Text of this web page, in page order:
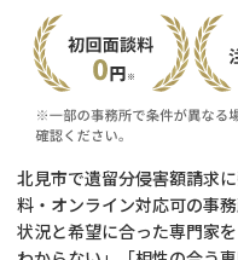
北見市で遺留分侵害額請求
料・オンライン対応可の事
状況と希望に合った専門家